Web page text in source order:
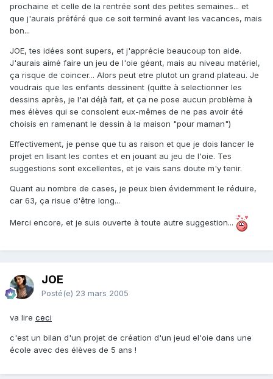
prochaine et celle de la rentrée sont des petites semaines... et
que j'aurais préféré que ce soit terminé avant les vacances, mais
bon...
JOE, tes idées sont supers, et j'apprécie beaucoup ton aide.
J'aurais aimé faire un jeu de l'oie géant, mais au niveau matériel,
ça risque de coincer... Alors peut etre plutot un grand plateau. Je
voudrais que les enfants dessinent (quitte à selectionner les
dessins après, je l'ai déjà fait, et ça ne pose aucun problème à
mes élèves qui se consolent eux-mêmes de ne pas avoir été
choisis en ramenant le dessin à la maison "pour maman")
Effectivement, je pense que tu as raison et que je dois lancer le
projet en lisant les contes et en jouant au jeu de l'oie. Tes
suggestions sont excellentes, et je vais sans doute m'y tenir.
Quant au nombre de cases, je peux bien évidemment le réduire,
car 63, ça risue d'être long...
Merci encore, et je suis ouverte à toute autre suggestion...
JOE
Posté(e) 23 mars 2005
va lire ceci
c'est un bilan d'un projet de création d'un jeud el'oie dans une
école avec des élèves de 5 ans !